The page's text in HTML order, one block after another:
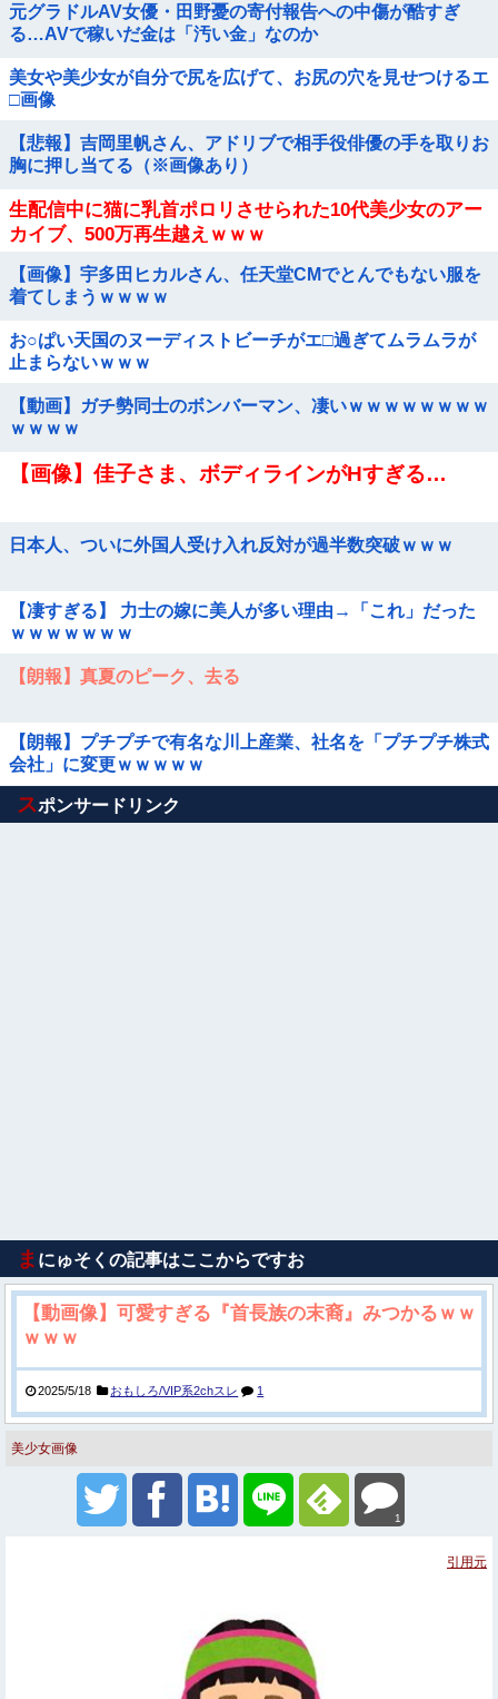
元グラドルAV女優・田野憂の寄付報告への中傷が酷すぎ
る…AVで稼いだ金は「汚い金」なのか
美女や美少女が自分で尻を広げて、お尻の穴を見せつけるエ
□画像
【悲報】吉岡里帆さん、アドリブで相手役俳優の手を取りお
胸に押し当てる（※画像あり）
生配信中に猫に乳首ポロリさせられた10代美少女のアー
カイブ、500万再生越えｗｗｗ
【画像】宇多田ヒカルさん、任天堂CMでとんでもない服を
着てしまうｗｗｗｗ
お○ぱい天国のヌーディストビーチがエ□過ぎてムラムラが
止まらないｗｗｗ
【動画】ガチ勢同士のボンバーマン、凄いｗｗｗｗｗｗｗｗ
ｗｗｗｗ
【画像】佳子さま、ボディラインがHすぎる…
日本人、ついに外国人受け入れ反対が過半数突破ｗｗｗ
【凄すぎる】 力士の嫁に美人が多い理由→「これ」だった
ｗｗｗｗｗｗｗ
【朗報】真夏のピーク、去る
【朗報】プチプチで有名な川上産業、社名を「プチプチ株式
会社」に変更ｗｗｗｗｗ
Powered by livedoor 相互RSS
スポンサードリンク
ま にゅそくの記事はここからですお
【動画像】可愛すぎる『首長族の末裔』みつかるｗｗ
ｗｗｗ
2025/5/18 おもしろ/VIP系2chスレ 1
美少女画像
1
引用元